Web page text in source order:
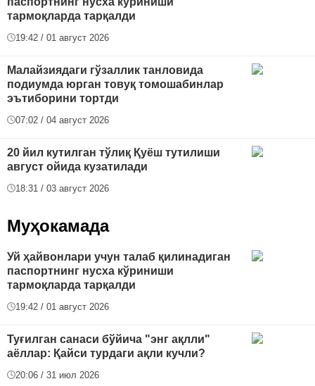
тармоқларда тарқалди
19:42 / 01 август 2026
Малайзиядаги гўзаллик танловида
подиумда юрган товуқ томошабинлар
эътиборини тортди
07:02 / 04 август 2026
20 йил кутилган тўлиқ Қуёш тутилиши
август ойида кузатилади
18:31 / 03 август 2026
Муҳокамада
Уй ҳайвонлари учун талаб қилинадиган
паспортнинг нусха кўриниши
тармоқларда тарқалди
19:42 / 01 август 2026
Туғилган санаси бўйича "энг ақлли"
аёллар: Қайси турдаги ақли кучли?
20:06 / 31 июл 2026